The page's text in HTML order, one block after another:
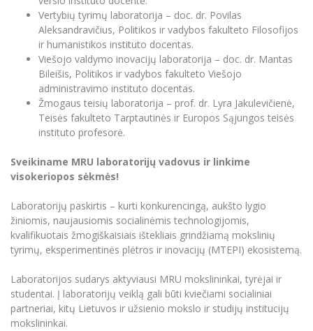
MRU mobilios programėlės
Pagalbos sistema
Profesinė sąjunga
Kontaktų paieška
Vertybių tyrimų laboratorija – doc. dr. Povilas
Aleksandravičius, Politikos ir vadybos fakulteto Filosofijos
ir humanistikos instituto docentas.
Viešojo valdymo inovacijų laboratorija – doc. dr. Mantas
Bileišis, Politikos ir vadybos fakulteto Viešojo
administravimo instituto docentas.
Žmogaus teisių laboratorija – prof. dr. Lyra Jakulevičienė,
Teisės fakulteto Tarptautinės ir Europos Sąjungos teisės
instituto profesorė.
Sveikiname MRU laboratorijų vadovus ir linkime
visokeriopos sėkmės!
Laboratorijų paskirtis – kurti konkurencingą, aukšto lygio
žiniomis, naujausiomis socialinėmis technologijomis,
kvalifikuotais žmogiškaisiais ištekliais grindžiamą mokslinių
tyrimų, eksperimentinės plėtros ir inovacijų (MTEPI) ekosistemą.
Laboratorijos sudarys aktyviausi MRU mokslininkai, tyrėjai ir
studentai. Į laboratorijų veiklą gali būti kviečiami socialiniai
partneriai, kitų Lietuvos ir užsienio mokslo ir studijų institucijų
mokslininkai.